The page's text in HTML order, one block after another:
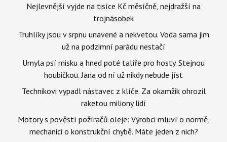
Nejlevnější vyjde na tisíce Kč měsíčně, nejdražší na
trojnásobek
Truhlíky jsou v srpnu unavené a nekvetou. Voda sama jim
už na podzimní parádu nestačí
Umyla psí misku a hned poté talíře pro hosty. Stejnou
houbičkou. Jana od ní už nikdy nebude jíst
Technikovi vypadl nástavec z klíče. Za okamžik ohrozil
raketou miliony lidí
Motory s pověstí požíračů oleje: Výrobci mluví o normě,
mechanici o konstrukční chybě. Máte jeden z nich?